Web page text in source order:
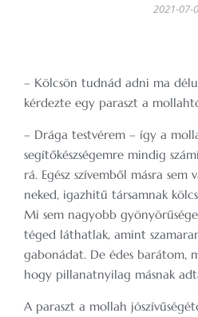
2021-07-
– Kölcsön tudnád adni ma
kérdezte egy paraszt a
– Drága testvérem – így a
segítőkészségemre mindig
rá. Egész szívemből másra
neked, igazhitű társamnak
Mi sem nagyobb
téged láthatlak, amint
gabonádat. De édes barátom,
hogy pillanatnyilag másnak
A paraszt a mollah